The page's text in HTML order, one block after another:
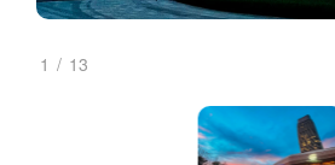
1 / 13